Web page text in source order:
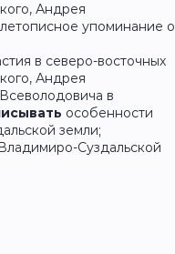
Андрея
упоминание о
в северо-восточных
Андрея
в
особенности
земли;
Суздальской